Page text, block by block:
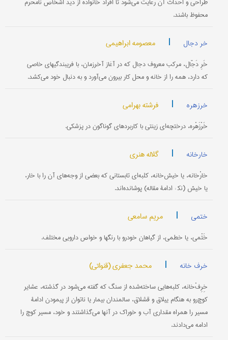
محفوظ باشند.
خر دجال | معصومه ابراهیمی
خَرِ دَجّال، مرکب معروف دجال که در آغاز آخرزمان، با فریبندگیهای خاصی
که دارد، همه را از خانه و محل کار بیرون می‌آورد و به دنبال خود می‌کشد.
خرزهره | فرشته بهرامی
خَرْزَهْره، درختچه‌ای زینتی با کاربردهای گوناگون در پزشکی.
خارخانه | گلاله هنری
خارْخانه، یا خیش‌خانه، کلبه‌ای تابستانی که بعضی از وجه‌های آن را با خار،
یا خیش (نک‍ : ادامۀ مقاله) پوشانده‌اند.
ختمی | مریم سامعی
خَتْمی، یا خطمی، از گیاهان خودرو با رنگها و خواص دارویی مختلف.
خرف خانه | محمد جعفری (قنواتی)
خِرِفْ‌خانه، کلبه‌هایی ساخته‌شده از سنگ که گفته می‌شود در گذشته، عشایر
کوچ‌رو به هنگام ییلاق و قشلاق، سالمندان بیمار یا ناتوان از پیمودن ادامۀ
مسیر را همراه مقداری آب و خوراک در آنها می‌گذاشتند و خود، مسیر کوچ را
ادامه می‌دادند.